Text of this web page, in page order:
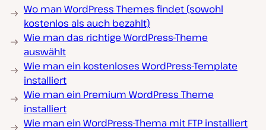
Wo man WordPress Themes findet (sowohl
kostenlos als auch bezahlt)
Wie man das richtige WordPress-Theme
auswählt
Wie man ein kostenloses WordPress-Template
installiert
Wie man ein Premium WordPress Theme
installiert
Wie man ein WordPress-Thema mit FTP installiert